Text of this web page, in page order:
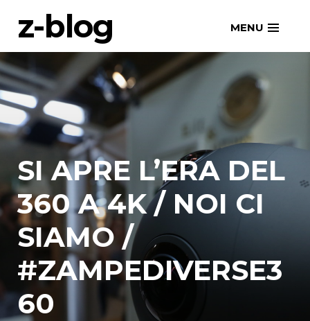
content
z-blog MENU
SI APRE L’ERA DEL
360 A 4K / NOI CI
SIAMO /
#ZAMPEDIVERSE3
60